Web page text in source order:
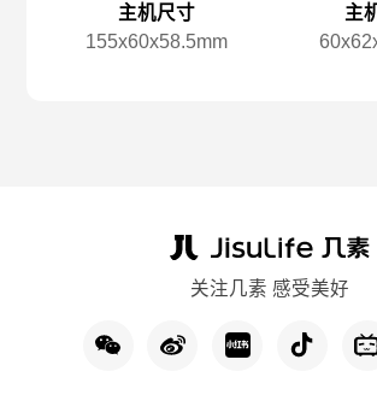
主机尺寸
155x️60x️58.5mm
主
关注几素 感受美好